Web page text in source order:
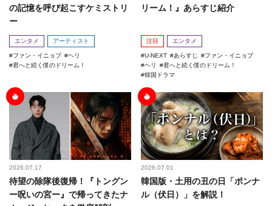
の記憶を呼び起こすケミストリ
ー
エンタメ アーティスト
ファン・イニョプ
ヘリ
君へと続く僕のドリーム！
リーム！』あらすじ紹介
注目 エンタメ
U-NEXT あらすじ
ファン・イニョプ
ヘリ
君へと続く僕のドリーム！
韓国ドラマ
2026.07.17
待望の除隊後復帰！『トングン
ー呪いの宮ー』で帰ってきたナ
2026.07.01
韓国版・土用の丑の日「ポンナ
ル（伏日）」を解説！